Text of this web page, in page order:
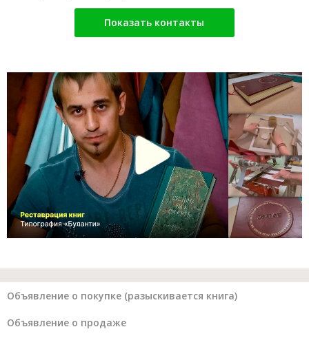
Показать контакты
Объявление о покупке (разыскивается книга)
Объявление о продаже